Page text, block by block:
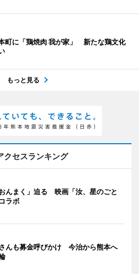
町に「鶏焼肉 我が家」 新たな鶏文化
もっと見る
クセスランキング
んまく」迫る 映画「汝、星のごと
ラボ
んも募金呼びかけ 今治から熊本へ